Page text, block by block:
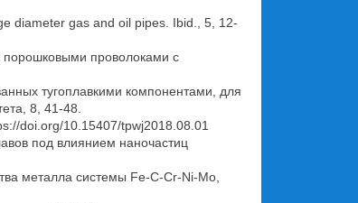
diameter gas and oil pipes. Ibid., 5, 12-
порошковыми проволоками с
тугоплавкими компонентами, для
8, 41-48.
doi.org/10.15407/tpwj2018.08.01
под влиянием наночастиц
металла системы Fe-C-Cr-Ni-Mo,